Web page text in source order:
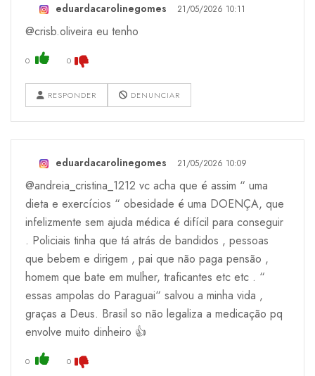
eduardacarolinegomes 21/05/2026 10:11
@crisb.oliveira eu tenho
0 0
RESPONDER DENUNCIAR
eduardacarolinegomes 21/05/2026 10:09
@andreia_cristina_1212 vc acha que é assim “ uma
dieta e exercícios “ obesidade é uma DOENÇA, que
infelizmente sem ajuda médica é difícil para conseguir
. Policiais tinha que tá atrás de bandidos , pessoas
que bebem e dirigem , pai que não paga pensão ,
homem que bate em mulher, traficantes etc etc . “
essas ampolas do Paraguai“ salvou a minha vida ,
graças a Deus. Brasil so não legaliza a medicação pq
envolve muito dinheiro 👍
0 0